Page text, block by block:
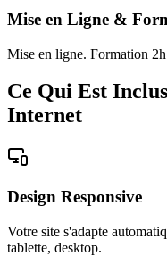
Mise en Ligne &
Mise en ligne. Formation
Ce Qui Est
Internet
Design Responsive
Votre site s'adapte
tablette, desktop.